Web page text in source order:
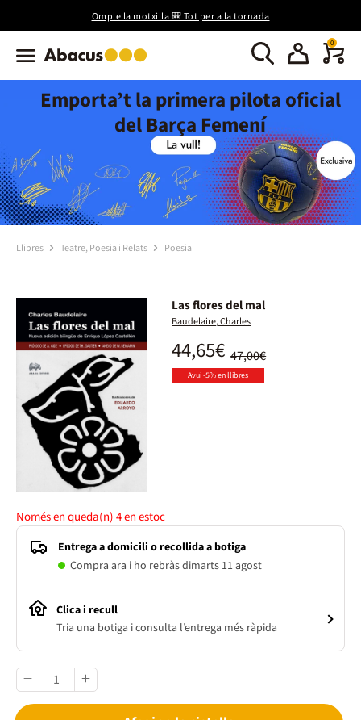
Omple la motxilla 🎒 Tot per a la tornada
0
Emporta’t la primera pilota oficial
del Barça Femení
Llibres Teatre, Poesia i Relats Poesia
Las flores del mal
Baudelaire, Charles
47,00€
44,65€
Avui -5% en llibres
Només en queda(n)4en estoc
Entrega a domicili o recollida a botiga
Compra ara i ho rebràs dimarts 11 agost
Clica i recull
Tria una botiga i consulta l’entrega més ràpida